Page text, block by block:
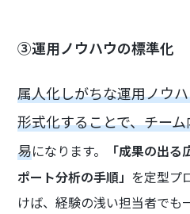
③運用ノウハウの標準化
属人化しがちな運用ノウ
形式化することで、チー
易になります。 「成果の出
ポート分析の手順」 を定型プ
けば、経験の浅い担当者でも